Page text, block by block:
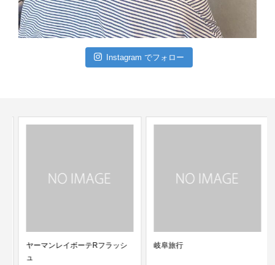
Instagram でフォロー
ヤーマンレイボーテRフラッシ
岐阜旅行